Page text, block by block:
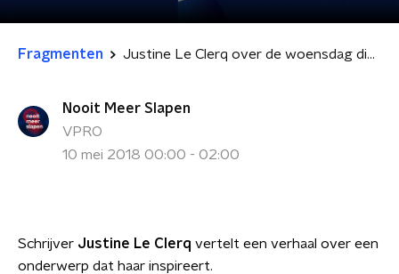
Fragmenten Justine Le Clerq over de woensdag die was
Nooit Meer Slapen
VPRO
10 mei 2018 00:00 - 02:00
Schrijver Justine Le Clerq vertelt een verhaal over een
onderwerp dat haar inspireert.